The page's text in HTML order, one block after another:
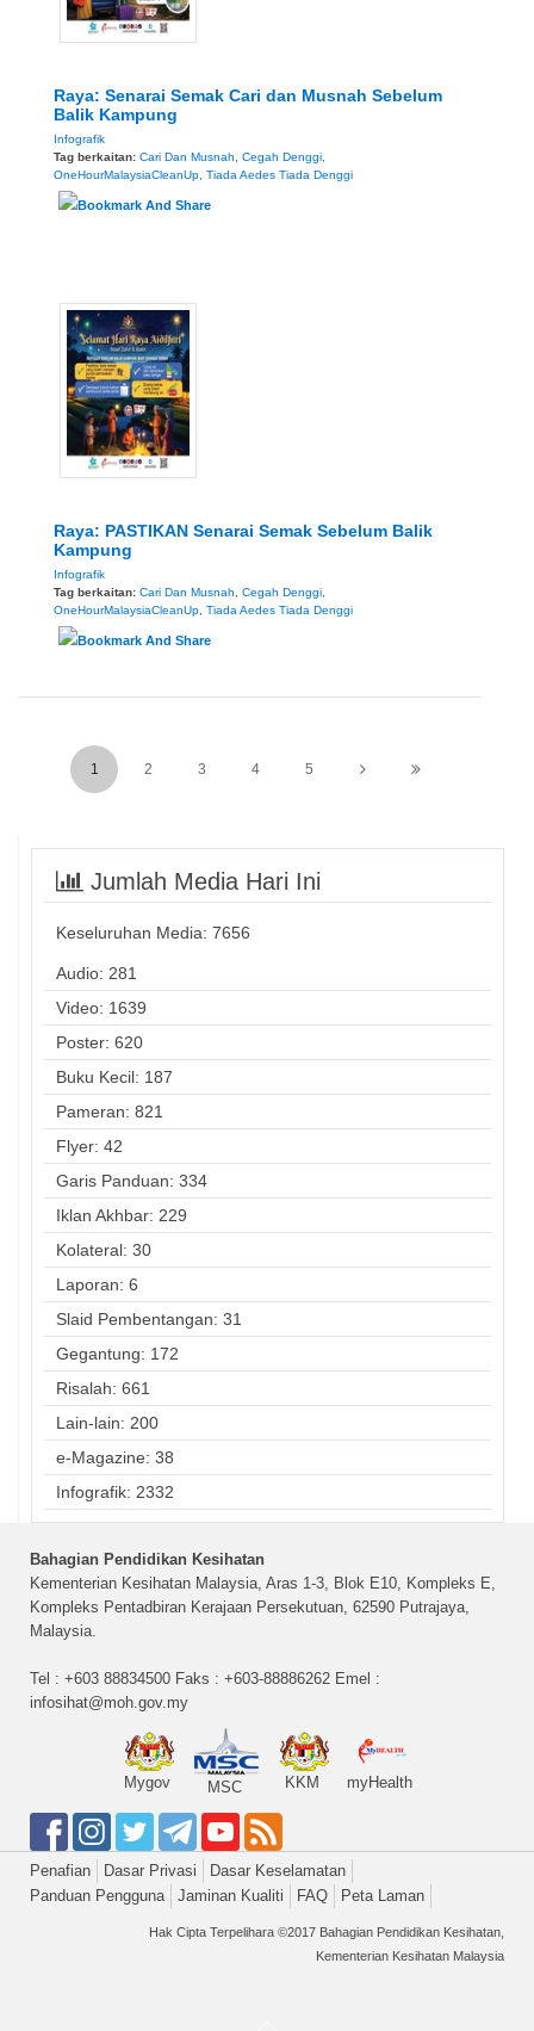
Raya: Senarai Semak Cari dan Musnah Sebelum
Balik Kampung
Infografik
Tag berkaitan: Cari Dan Musnah, Cegah Denggi,
OneHourMalaysiaCleanUp, Tiada Aedes Tiada Denggi
Raya: PASTIKAN Senarai Semak Sebelum Balik
Kampung
Infografik
Tag berkaitan: Cari Dan Musnah Cegah Denggi
OneHourMalaysiaCleanUp Tiada Aedes Tiada Denggi
1 2 3 4 5
Jumlah Media Hari Ini
Keseluruhan Media: 7656
Audio: 281
Video: 1639
Poster: 620
Buku Kecil: 187
Pameran: 821
Flyer: 42
Garis Panduan: 334
Iklan Akhbar: 229
Kolateral: 30
Laporan: 6
Slaid Pembentangan: 31
Gegantung: 172
Risalah: 661
Lain-lain: 200
e-Magazine: 38
Infografik: 2332
Bahagian Pendidikan Kesihatan
Kementerian Kesihatan Malaysia, Aras 1-3, Blok E10, Kompleks E,
Kompleks Pentadbiran Kerajaan Persekutuan, 62590 Putrajaya,
Malaysia.
Tel : +603 88834500 Faks : +603-88886262 Emel :
infosihat@moh.gov.my
Mygov MSC KKM myHealth
Penafian Dasar Privasi
Dasar Keselamatan
Panduan Pengguna
Jaminan Kualiti FAQ Peta Laman
Hak Cipta Terpelihara ©2017 Bahagian Pendidikan Kesihatan,
Kementerian Kesihatan Malaysia